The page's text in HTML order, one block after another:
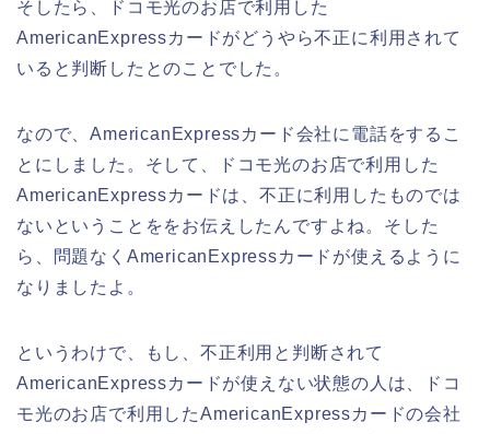
そしたら、ドコモ光のお店で利用した
AmericanExpressカードがどうやら不正に利用されて
いると判断したとのことでした。
なので、AmericanExpressカード会社に電話をするこ
とにしました。そして、ドコモ光のお店で利用した
AmericanExpressカードは、不正に利用したものでは
ないということををお伝えしたんですよね。そした
ら、問題なくAmericanExpressカードが使えるように
なりましたよ。
というわけで、もし、不正利用と判断されて
AmericanExpressカードが使えない状態の人は、ドコ
モ光のお店で利用したAmericanExpressカードの会社